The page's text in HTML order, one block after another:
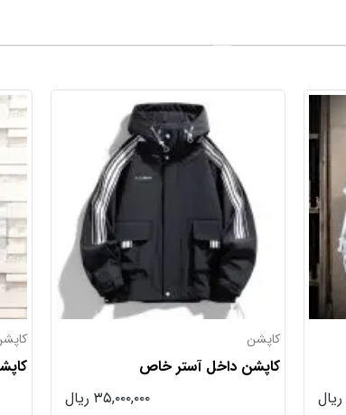
کاپشن
کاپشن سانتانا پلار
۳۵,۰۰۰,۰۰۰ ریال
کت
کت